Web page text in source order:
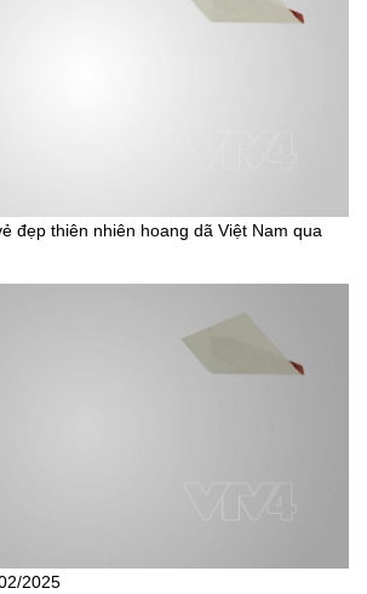
đẹp thiên nhiên hoang dã Việt Nam qua
2025